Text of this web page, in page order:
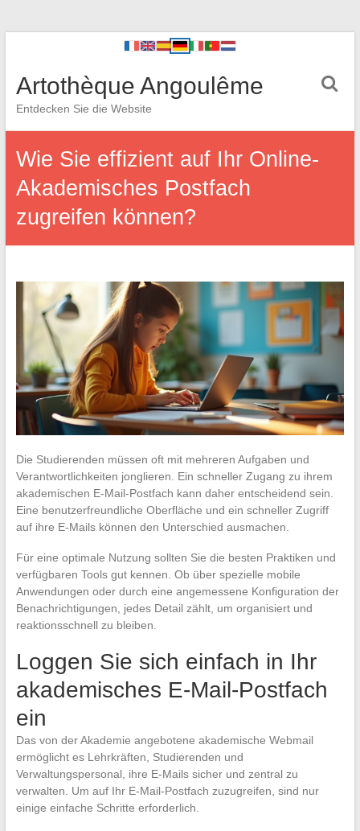
Artothèque Angoulême
Entdecken Sie die Website
Wie Sie effizient auf Ihr Online-
Akademisches Postfach
zugreifen können?
Die Studierenden müssen oft mit mehreren Aufgaben und
Verantwortlichkeiten jonglieren. Ein schneller Zugang zu ihrem
akademischen E-Mail-Postfach kann daher entscheidend sein.
Eine benutzerfreundliche Oberfläche und ein schneller Zugriff
auf ihre E-Mails können den Unterschied ausmachen.
Für eine optimale Nutzung sollten Sie die besten Praktiken und
verfügbaren Tools gut kennen. Ob über spezielle mobile
Anwendungen oder durch eine angemessene Konfiguration der
Benachrichtigungen, jedes Detail zählt, um organisiert und
reaktionsschnell zu bleiben.
Loggen Sie sich einfach in Ihr
akademisches E-Mail-Postfach
ein
Das von der Akademie angebotene akademische Webmail
ermöglicht es Lehrkräften, Studierenden und
Verwaltungspersonal, ihre E-Mails sicher und zentral zu
verwalten. Um auf Ihr E-Mail-Postfach zuzugreifen, sind nur
einige einfache Schritte erforderlich.